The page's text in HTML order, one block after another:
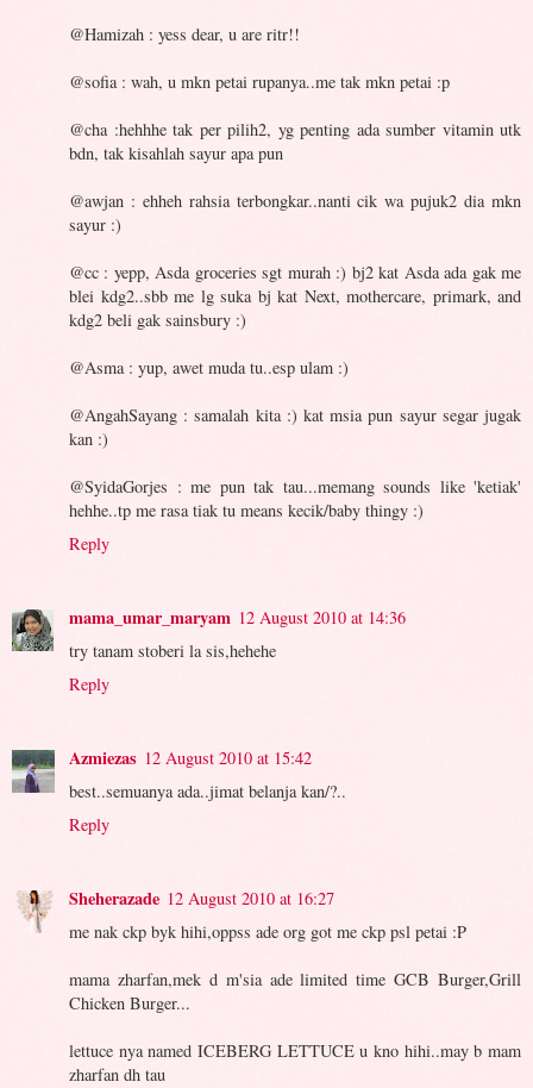
@Hamizah : yess dear, u are ritr!!
@sofia : wah, u mkn petai rupanya..me tak mkn petai :p
@cha :hehhhe tak per pilih2, yg penting ada sumber vitamin utk
bdn, tak kisahlah sayur apa pun
@awjan : ehheh rahsia terbongkar..nanti cik wa pujuk2 dia mkn
sayur :)
@cc : yepp, Asda groceries sgt murah :) bj2 kat Asda ada gak me
blei kdg2..sbb me lg suka bj kat Next, mothercare, primark, and
kdg2 beli gak sainsbury :)
@Asma : yup, awet muda tu..esp ulam :)
@AngahSayang : samalah kita :) kat msia pun sayur segar jugak
kan :)
@SyidaGorjes : me pun tak tau...memang sounds like 'ketiak'
hehhe..tp me rasa tiak tu means kecik/baby thingy :)
Reply
mama_umar_maryam 12 August 2010 at 14:36
try tanam stoberi la sis,hehehe
Reply
Azmiezas 12 August 2010 at 15:42
best..semuanya ada..jimat belanja kan/?..
Reply
Sheherazade 12 August 2010 at 16:27
me nak ckp byk hihi,oppss ade org got me ckp psl petai :P
mama zharfan,mek d m'sia ade limited time GCB Burger,Grill
Chicken Burger...
lettuce nya named ICEBERG LETTUCE u kno hihi..may b mam
zharfan dh tau